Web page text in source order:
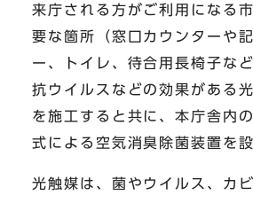
来庁される方がご利用になる
要な箇所（窓口カウンターや
ー、トイレ、待合用長椅子な
抗ウイルスなどの効果がある
を施工すると共に、本庁舎内
式による空気消臭除菌装置を
光触媒は、菌やウイルス、カ